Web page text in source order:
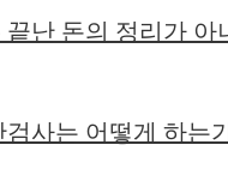
난 돈의 정리가 아
사는 어떻게 하는